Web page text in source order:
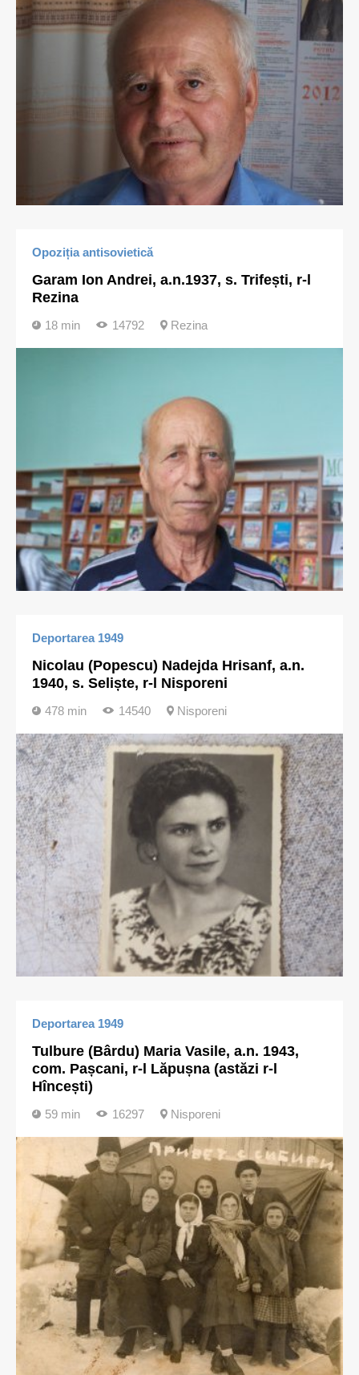
Opoziția antisovietică
Garam Ion Andrei, a.n.1937, s. Trifești, r-l
Rezina
18 min 14792 Rezina
Deportarea 1949
Nicolau (Popescu) Nadejda Hrisanf, a.n.
1940, s. Seliște, r-l Nisporeni
478 min 14540 Nisporeni
Deportarea 1949
Tulbure (Bârdu) Maria Vasile, a.n. 1943,
com. Pașcani, r-l Lăpușna (astăzi r-l
Hîncești)
59 min 16297 Nisporeni